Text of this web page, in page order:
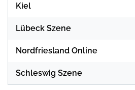
Kiel
Lübeck Szene
Nordfriesland Online
Schleswig Szene